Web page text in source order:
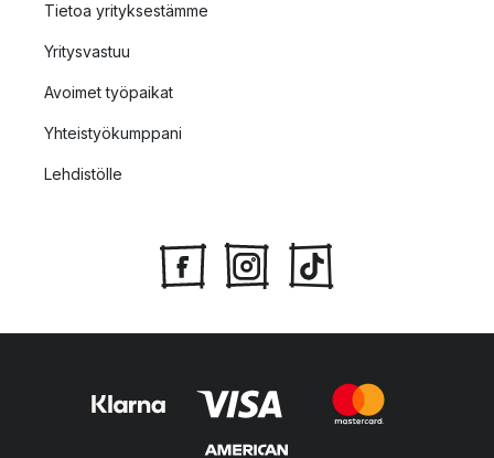
Tietoa yrityksestämme
Yritysvastuu
Avoimet työpaikat
Yhteistyökumppani
Lehdistölle